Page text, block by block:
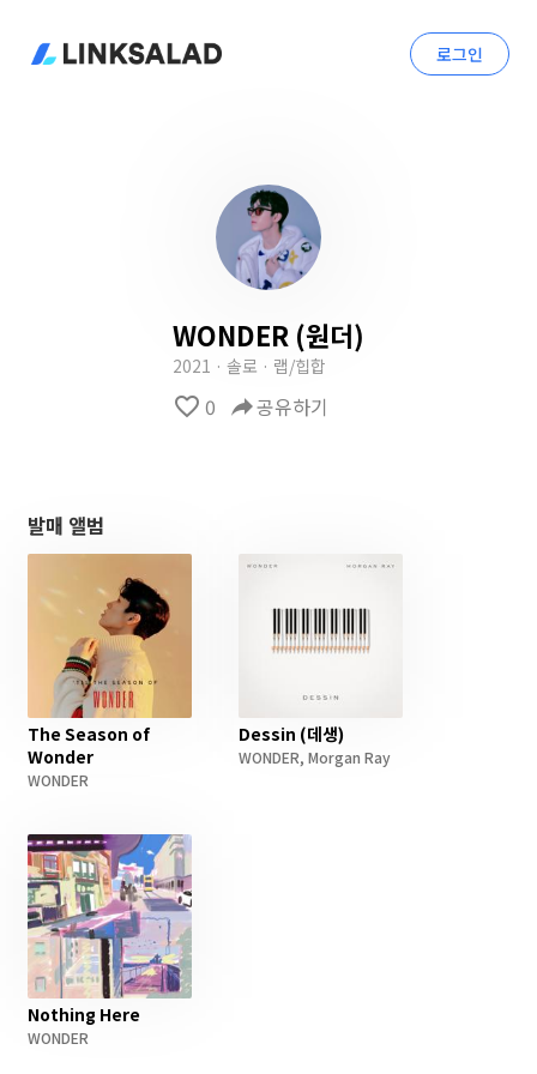
로그인
WONDER (원더)
2021 · 솔로 · 랩/힙합
favorite_border 0 reply공유하기
발매 앨범
The Season of
Wonder
WONDER
Dessin (데생)
WONDER, Morgan Ray
Nothing Here
WONDER